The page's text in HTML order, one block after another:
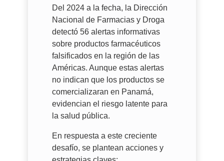
Del 2024 a la fecha, la Dirección
Nacional de Farmacias y Droga
detectó 56 alertas informativas
sobre productos farmacéuticos
falsificados en la región de las
Américas. Aunque estas alertas
no indican que los productos se
comercializaran en Panamá,
evidencian el riesgo latente para
la salud pública.
En respuesta a este creciente
desafío, se plantean acciones y